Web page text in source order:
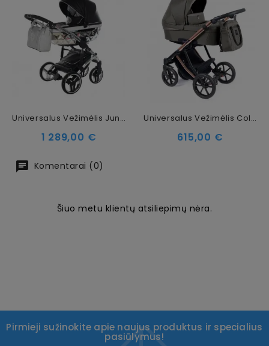
Universalus Vežimėlis Junama HandCraft Glitter 3in1, Black
Kaina
1 289,00 €
Universalus Vežimėlis Coletto Dante 3in1, Auksinės Spalvos Važiuoklė D-19
Kaina
615,00 €
Komentarai (0)
Šiuo metu klientų atsiliepimų nėra.
Pirmieji sužinokite apie naujus produktus ir specialius
pasiūlymus!